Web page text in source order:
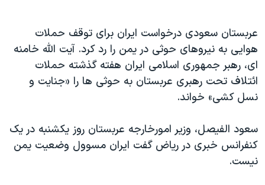
تریبونال مردمی آبان ۹۸
دادگاه حمید نوری
چهل سال گروگان‌گیری
اعتراضات مردمی آبان ۹۸
اسرائیل در جنگ
عربستان سعودی درخواست ایران برای توقف حملات
هوایی به نیروهای حوثی در یمن را رد کرد. آیت الله خامنه
ای، رهبر جمهوری اسلامی ایران هفته گذشته حملات
ائتلاف تحت رهبری عربستان به حوثی ها را «جنایت و
نسل کشی» خواند.
سعود الفیصل، وزیر امورخارجه عربستان روز یکشنبه در یک
کنفرانس خبری در ریاض گفت ایران مسوول وضعیت یمن
نیست.